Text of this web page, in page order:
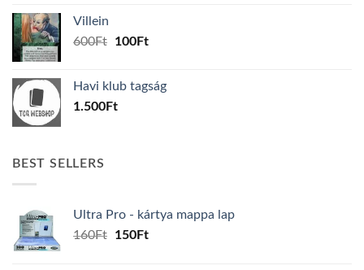
Villein
600Ft
Original
600Ft.
100FtCurrent
100Ft.
Havi klub tagság
1.500Ft
BEST SELLERS
Ultra Pro - kártya mappa lap
160Ft
Original
150FtCurrent